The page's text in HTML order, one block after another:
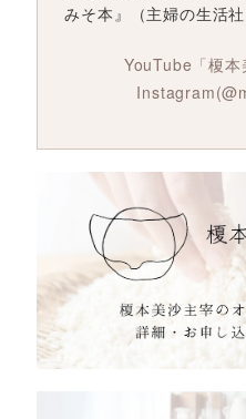
みそ本』（主婦の生活社
YouTube「榎本